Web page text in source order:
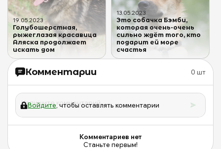
Комментарии 0 шт
Войдите, чтобы оставлять комментарии
Комментариев нет
Станьте первым!
19.05.2023
Голубошерстная,
рыжеглазая красавица
Аляска продолжает
искать дом
13.05.2023
Это собачка Бэмби,
которая очень-очень
сильно ждёт того, кто
подарит ей море
счастья